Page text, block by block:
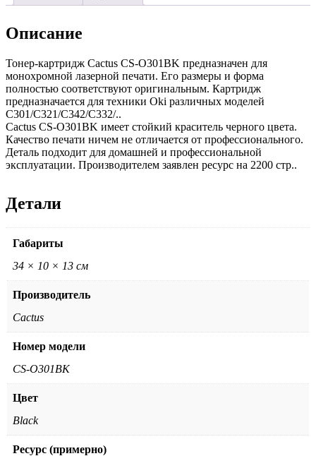
Описание
Тонер-картридж Cactus CS-O301BK предназначен для
монохромной лазерной печати. Его размеры и форма
полностью соответствуют оригинальным. Картридж
предназначается для техники Oki различных моделей
C301/C321/C342/C332/..
Cactus CS-O301BK имеет стойкий краситель черного цвета.
Качество печати ничем не отличается от профессионального.
Деталь подходит для домашней и профессиональной
эксплуатации. Производителем заявлен ресурс на 2200 стр..
Детали
Габариты
34 × 10 × 13 см
Производитель
Cactus
Номер модели
CS-O301BK
Цвет
Black
Ресурс (примерно)